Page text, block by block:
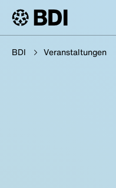
BDI Veranstaltungen